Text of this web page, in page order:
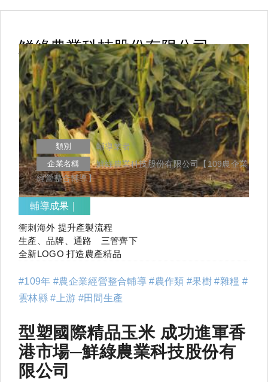
鮮綠農業科技股份有限公司
【109農企業經營整合輔導】
類別 輔導業者
企業名稱
鮮綠農業科技股份有限公司【109農企業
經營整合輔導】
輔導成果｜
衝刺海外 提升產製流程
生產、品牌、通路 三管齊下
全新LOGO 打造農產精品
#109年 #農企業經營整合輔導 #農作類 #果樹 #雜糧 #
雲林縣 #上游 #田間生產
型塑國際精品玉米 成功進軍香
港市場─鮮綠農業科技股份有
限公司